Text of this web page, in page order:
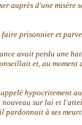
auprès d'une misère
prisonnier et
avait perdu une
et, au moment
appelé hypocritement
sur lui et
pardonnait à ses